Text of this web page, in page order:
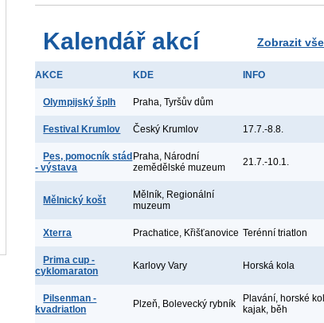
Kalendář akcí Zobrazit
AKCE KDE INFO
Olympijský šplh Praha, Tyršův dům
Festival Krumlov Český Krumlov 17.7.-8.8.
Pes, pomocník stád
- výstava
Praha, Národní
zemědělské muzeum
21.7.-10.1.
Mělnický košt
Mělník, Regionální
muzeum
Xterra Prachatice, Křišťanovice Terénní triatlon
Prima cup -
cyklomaraton
Karlovy Vary Horská kola
Pilsenman -
kvadriatlon
Plzeň, Bolevecký rybník
Plavání, horské
kajak, běh